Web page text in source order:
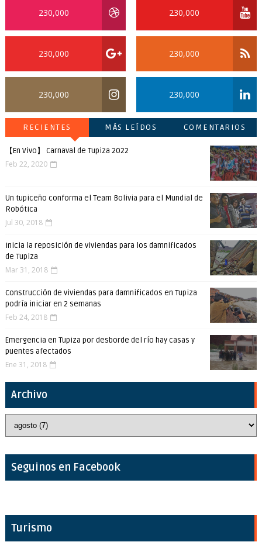
230,000
230,000
230,000
230,000
230,000
230,000
RECIENTES MÁS LEÍDOS COMENTARIOS
【En Vivo】 Carnaval de Tupiza 2022
Feb 22, 2020
Un tupiceño conforma el Team Bolivia para el Mundial de
Robótica
Jul 30, 2018
Inicia la reposición de viviendas para los damnificados
de Tupiza
Mar 31, 2018
Construcción de viviendas para damnificados en Tupiza
podría iniciar en 2 semanas
Feb 24, 2018
Emergencia en Tupiza por desborde del río hay casas y
puentes afectados
Ene 31, 2018
Archivo
Seguinos en Facebook
Turismo